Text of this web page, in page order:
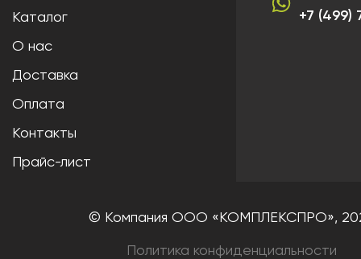
Каталог
О нас
Доставка
Оплата
Контакты
Прайс-лист
+7 (499)
© Компания ООО «КОМПЛЕКСПРО»,
Политика конфиденциальности